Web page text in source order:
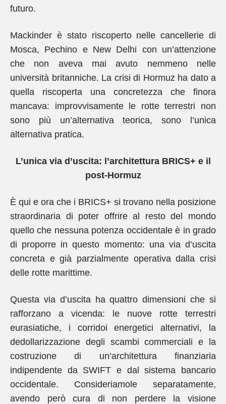
futuro.
Mackinder è stato riscoperto nelle cancellerie di
Mosca, Pechino e New Delhi con un’attenzione
che non aveva mai avuto nemmeno nelle
università britanniche. La crisi di Hormuz ha dato a
quella riscoperta una concretezza che finora
mancava: improvvisamente le rotte terrestri non
sono più un’alternativa teorica, sono l’unica
alternativa pratica.
L’unica via d’uscita: l’architettura BRICS+ e il
post-Hormuz
È qui e ora che i BRICS+ si trovano nella posizione
straordinaria di poter offrire al resto del mondo
quello che nessuna potenza occidentale è in grado
di proporre in questo momento: una via d’uscita
concreta e già parzialmente operativa dalla crisi
delle rotte marittime.
Questa via d’uscita ha quattro dimensioni che si
rafforzano a vicenda: le nuove rotte terrestri
eurasiatiche, i corridoi energetici alternativi, la
dedollarizzazione degli scambi commerciali e la
costruzione di un’architettura finanziaria
indipendente da SWIFT e dal sistema bancario
occidentale. Consideriamole separatamente,
avendo però cura di non perdere la visione